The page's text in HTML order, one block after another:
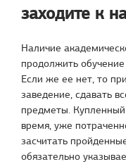
заходите к
Наличие
продолжить
Если же ее нет, то
заведение, сдавать
предметы.
время, уже
засчитать
обязательно